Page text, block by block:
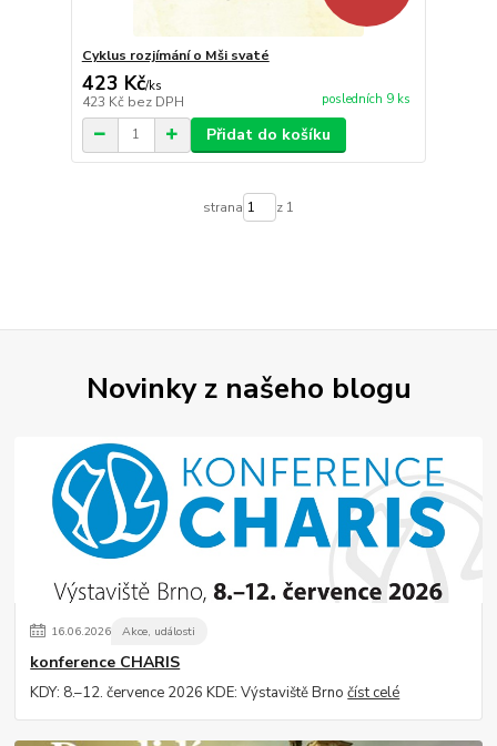
Cyklus rozjímání o Mši svaté
423 Kč/ks
423 Kč bez DPH posledních 9 ks
Přidat do košíku
strana z 1
Novinky z našeho blogu
16.06.2026 Akce, události
konference CHARIS
KDY: 8.–12. července 2026 KDE: Výstaviště Brnočíst celé